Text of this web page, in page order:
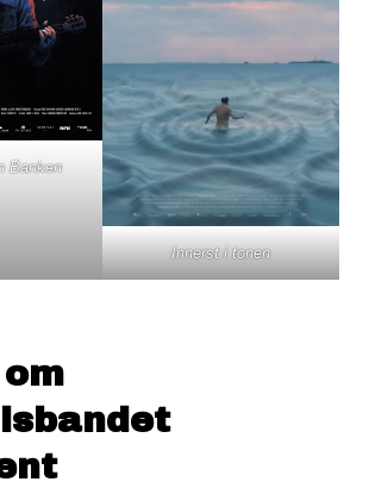
Banken
Innerst i tonen